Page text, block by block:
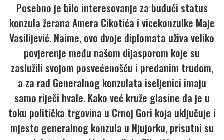
Posebno je bilo interesovanje za budući status
konzula žerana Amera Cikotića i vicekonzulke Maje
Vasilijević. Naime, ovo dvoje diplomata uživa veliko
povjerenje među našom dijasporom koje su
zaslužili svojom posvećenošću i predanim trudom,
a za rad Generalnog konzulata iseljenici imaju
samo riječi hvale. Kako već kruže glasine da je u
toku politička trgovina u Crnoj Gori koja uključuje i
mjesto generalnog konzula u Njujorku, prisutni su